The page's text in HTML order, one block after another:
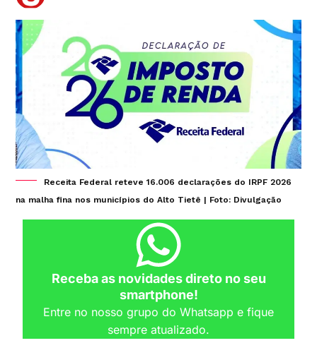
Receita Federal reteve 16.006 declarações do IRPF 2026
na malha fina nos municípios do Alto Tietê | Foto: Divulgação
Receba as novidades direto no seu
smartphone!
Entre no nosso grupo do Whatsapp e fique
sempre atualizado.